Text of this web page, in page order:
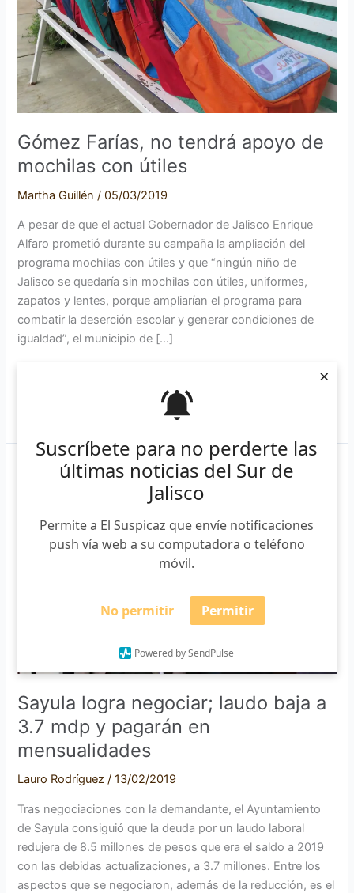
Suscríbete para no perderte las
últimas noticias del Sur de
Jalisco
Permite a El Suspicaz que envíe notificaciones
push vía web a su computadora o teléfono
móvil.
No permitir Permitir
Powered by SendPulse
×
Gómez Farías, no tendrá apoyo de
mochilas con útiles
Martha Guillén /05/03/2019
A pesar de que el actual Gobernador de Jalisco Enrique
Alfaro prometió durante su campaña la ampliación del
programa mochilas con útiles y que “ningún niño de
Jalisco se quedaría sin mochilas con útiles, uniformes,
zapatos y lentes, porque ampliarían el programa para
combatir la deserción escolar y generar condiciones de
igualdad”, el municipio de […]
tendrá
apoyo
de
mochilas
con
útiles
Sayula logra negociar; laudo baja a
3.7 mdp y pagarán en
mensualidades
Lauro Rodríguez/13/02/2019
Tras negociaciones con la demandante, el Ayuntamiento
de Sayula consiguió que la deuda por un laudo laboral
redujera de 8.5 millones de pesos que era el saldo a 2019
con las debidas actualizaciones, a 3.7 millones. Entre los
aspectos que se negociaron, además de la reducción, es el
laudo
mensualidades